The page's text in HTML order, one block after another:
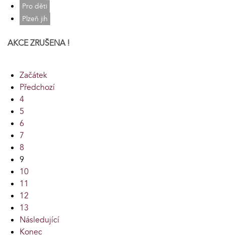
Pro děti
Plzeň jih
AKCE ZRUŠENA !
Začátek
Předchozí
4
5
6
7
8
9
10
11
12
13
Následující
Konec